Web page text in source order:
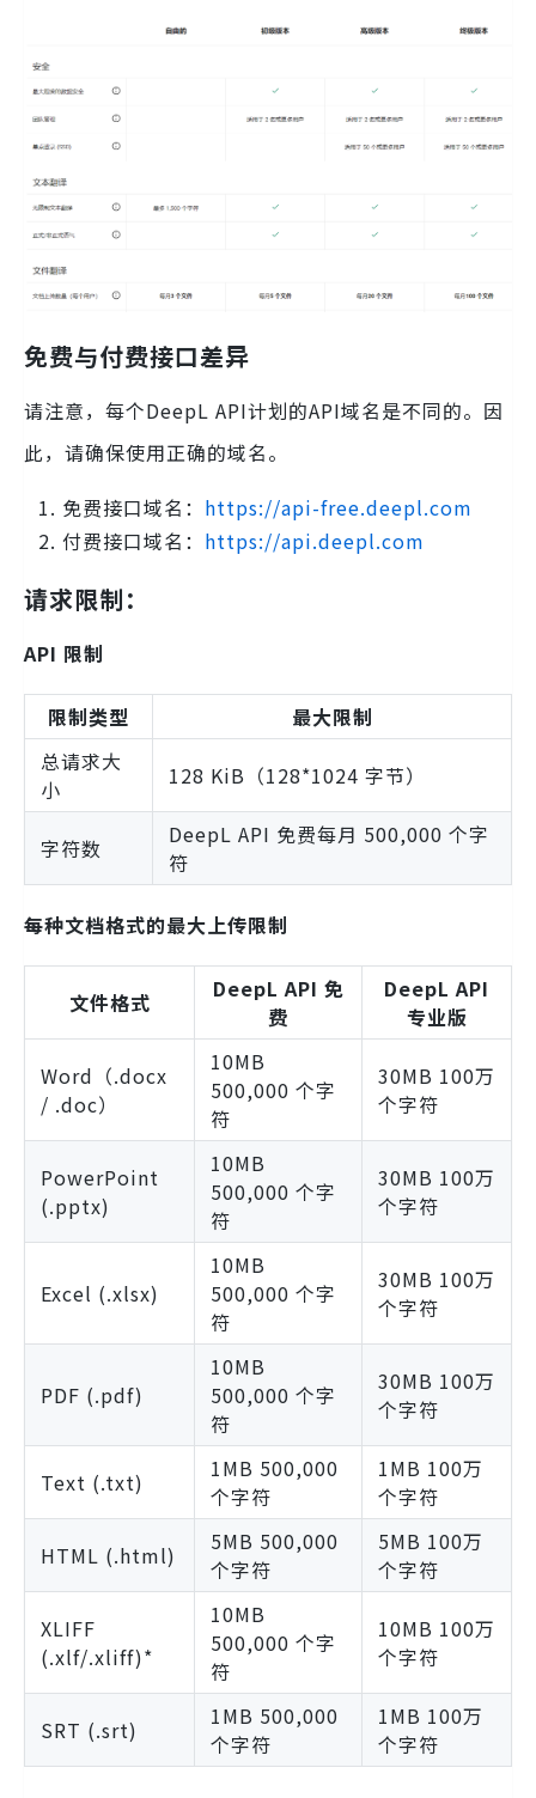
免费与付费接口差异
请注意，每个DeepL API计划的API域名是不同的。因
此，请确保使用正确的域名。
免费接口域名： https://api-free.deepl.com
付费接口域名： https://api.deepl.com
请求限制：
API 限制
限制类型
最大限制
总请求大
小
128 KiB（128*1024 字节）
字符数
DeepL API 免费每月 500,000 个字
符
每种文档格式的最大上传限制
文件格式
DeepL API 免
费
DeepL API
专业版
Word（.docx
/ .doc）
10MB
500,000 个字
符
30MB 100万
个字符
PowerPoint
(.pptx)
10MB
500,000 个字
符
30MB 100万
个字符
Excel (.xlsx)
10MB
500,000 个字
符
30MB 100万
个字符
PDF (.pdf)
10MB
500,000 个字
符
30MB 100万
个字符
Text (.txt)
1MB 500,000
个字符
1MB 100万
个字符
HTML (.html)
5MB 500,000
个字符
5MB 100万
个字符
XLIFF
(.xlf/.xliff)*
10MB
500,000 个字
符
10MB 100万
个字符
SRT (.srt)
1MB 500,000
个字符
1MB 100万
个字符